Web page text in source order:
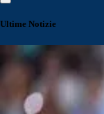
Ultime Notizie